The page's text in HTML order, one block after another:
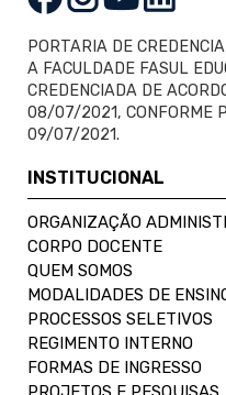
PORTARIA DE
A FACULDADE FASUL
CREDENCIADA DE
08/07/2021, CONFORME
09/07/2021.
INSTITUCIONAL
ORGANIZAÇÃO
CORPO DOCENTE
QUEM SOMOS
MODALIDADES DE
PROCESSOS SELETIVOS
REGIMENTO INTERNO
FORMAS DE INGRESSO